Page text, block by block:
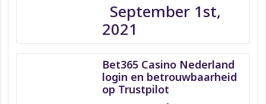
September 1st,
2021
Bet365 Casino Nederland
login en betrouwbaarheid
op Trustpilot